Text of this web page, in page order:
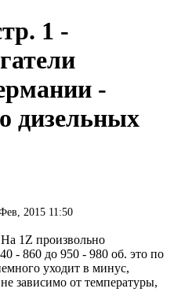
1 -
-
дизельных
2015 11:50
1Z произвольно
- 860 до 950 - 980 об. это по
уходит в минус,
зависимо от температуры,